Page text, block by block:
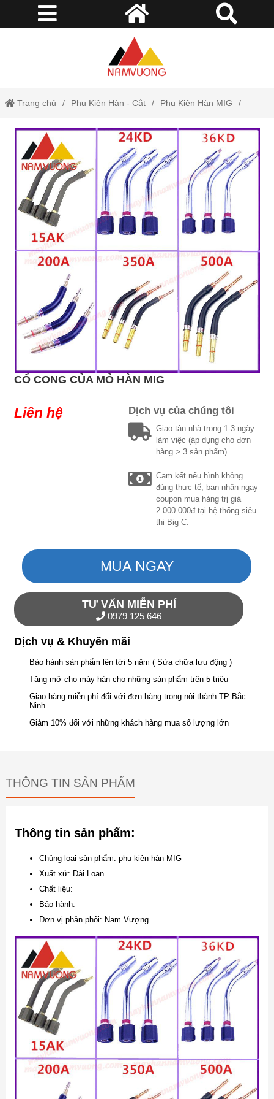
Trang chủ Phụ Kiện Hàn - Cắt Phụ Kiện Hàn MIG
Cổ Cong Của Mỏ Hàn MIG
CỔ CONG CỦA MỎ HÀN MIG
Liên hệ Dịch vụ của chúng tôi
Giao tận nhà trong 1-3 ngày
làm việc (áp dụng cho đơn
hàng > 3 sản phẩm)
Cam kết nếu hình không
đúng thực tế, bạn nhận ngay
coupon mua hàng trị giá
2.000.000đ tại hệ thống siêu
thị Big C.
MUA NGAY
TƯ VẤN MIỄN PHÍ
0979 125 646
Dịch vụ & Khuyến mãi
Bảo hành sản phẩm lên tới 5 năm ( Sửa chữa lưu động )
Tặng mỡ cho máy hàn cho những sản phẩm trên 5 triệu
Giao hàng miễn phí đối với đơn hàng trong nội thành TP Bắc
Ninh
Giảm 10% đối với những khách hàng mua số lượng lớn
THÔNG TIN SẢN PHẨM
Thông tin sản phẩm:
Chủng loại sản phẩm: phụ kiện hàn MIG
Xuất xứ: Đài Loan
Chất liệu:
Bảo hành:
Đơn vị phân phối: Nam Vượng